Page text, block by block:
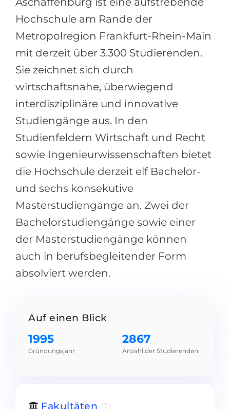
Städte
BERUFE
Berufe
BERUFSORIENTIERUNG
Holland-Test
Interessenkarte-Test
RIASEC-Test
Erfolgzu
100%
Unsere Studierenden werden
BERATUNG!
BEWERBEN FÜR FACHRICHTUNG …
Medizin
Ingenieurwesen
Physik
Management
Anderes Fach
BEWERBEN AUS …
Russland
Ukraine
Kasachstan
Aserbaidschan
Armenien
Belarus
Anderes Land
Hochschule am Rande der
Metropolregion Frankfurt-Rhein-Main
mit derzeit über 3.300 Studierenden.
Sie zeichnet sich durch
wirtschaftsnahe, überwiegend
interdisziplinäre und innovative
Studiengänge aus. In den
Studienfeldern Wirtschaft und Recht
sowie Ingenieurwissenschaften bietet
die Hochschule derzeit elf Bachelor-
und sechs konsekutive
Masterstudiengänge an. Zwei der
Bachelorstudiengänge sowie einer
der Masterstudiengänge können
auch in berufsbegleitender Form
absolviert werden.
Auf einen Blick
1995
Gründungsjahr
2867
Anzahl der Studierenden
Fakultäten (2)